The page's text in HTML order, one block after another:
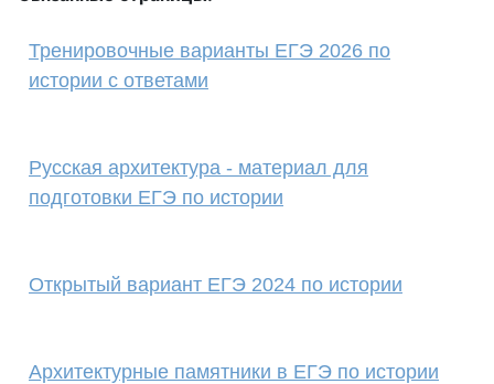
Тренировочные варианты ЕГЭ 2026 по
истории с ответами
Русская архитектура - материал для
подготовки ЕГЭ по истории
Открытый вариант ЕГЭ 2024 по истории
Архитектурные памятники в ЕГЭ по истории